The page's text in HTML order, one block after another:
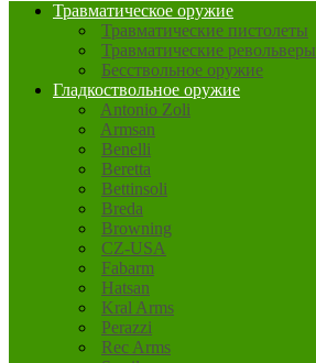
Травматическое оружие
Травматические пистолеты
Травматические револьверы
Бесствольное оружие
Гладкоствольное оружие
Antonio Zoli
Armsan
Benelli
Beretta
Bettinsoli
Breda
Browning
CZ-USA
Fabarm
Hatsan
Kral Arms
Perazzi
Rec Arms